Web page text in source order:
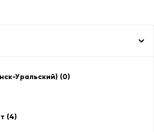
Уральский) (0)
(4)